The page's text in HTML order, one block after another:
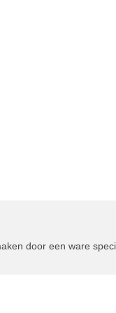
door een ware